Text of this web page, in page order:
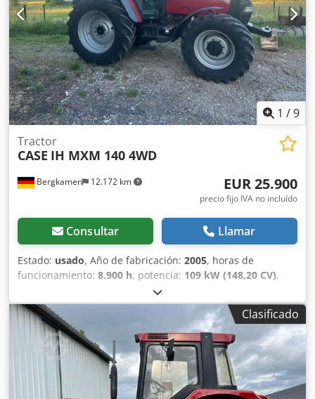
conservado en aproximadamente un 70 % Csdezp Rm
Rjpfx Ab Norf Placas de base de 600 mm de ancho Motor
Isuzu de 202 kW Certificación CE Transporte: 10,8 x 3 x 3,40
m Peso en condiciones de trabajo: 35,5 toneladas.
1 /9
Bergkamen 12.172 km
Tractor
CASE IH MXM 140 4WD
EUR 25.900
precio fijo IVA no incluído
Consultar Llamar
Estado: usado, Año de fabricación: 2005, horas de
funcionamiento: 8.900 h, potencia: 109 kW (148,20 CV),
ABS, aire acondicionado, cabina, tracción a
las cuatro ruedas, Peso muerto: 5.868 kg Longitud: 4.692
mm Ancho: 2,507 mm Altura: 2.997 mm Distancia entre
ejes: 2.723 mm Potencia nominal: 105,9 kW, 144 CV
Velocidad nominal: 2.200 rpm Número de cilindros: 6
Cilindrada: 7.480 cm³ Aumento del par: 51,3 Crsdpfx
Aewlmt Isb Nof Tracción en las cuatro ruedas
Clasificado